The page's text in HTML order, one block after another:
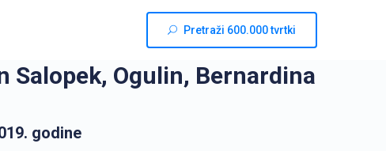
Pretraži 600.000 tvrtki
Salopek, Ogulin, Bernardina
godine